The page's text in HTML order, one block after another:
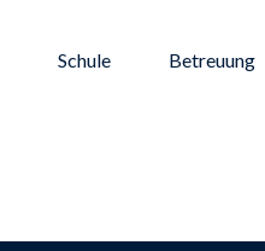
Schule Betreuung